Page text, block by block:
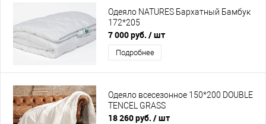
Одеяло NATURES Бархатный Бамбук
172*205
7 000 руб. / шт
Подробнее
Одеяло всесезонное 150*200 DOUBLE
TENCEL GRASS
18 260 руб. / шт